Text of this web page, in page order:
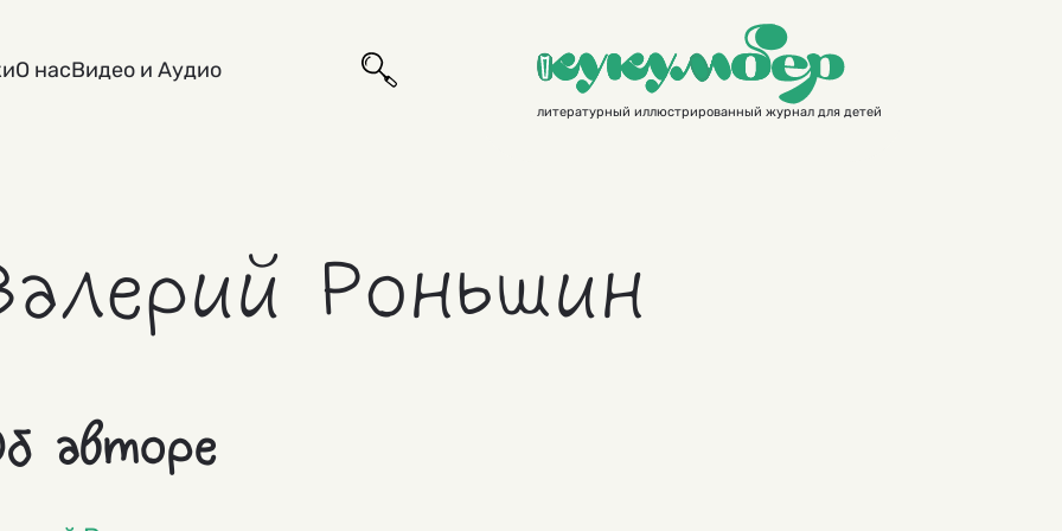
О насВидео и Аудио
литературный иллюстрированный журнал для детей
Роньшин
авторе